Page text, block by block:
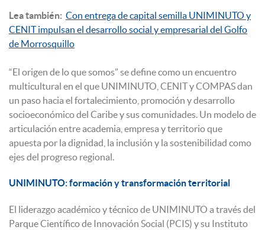
Lea también: Con entrega de capital semilla UNIMINUTO y
CENIT impulsan el desarrollo social y empresarial del Golfo
de Morrosquillo
“El origen de lo que somos” se define como un encuentro
multicultural en el que UNIMINUTO, CENIT y COMPAS dan
un paso hacia el fortalecimiento, promoción y desarrollo
socioeconómico del Caribe y sus comunidades. Un modelo de
articulación entre academia, empresa y territorio que
apuesta por la dignidad, la inclusión y la sostenibilidad como
ejes del progreso regional.
UNIMINUTO: formación y transformación territorial
El liderazgo académico y técnico de UNIMINUTO a través del
Parque Científico de Innovación Social (PCIS) y su Instituto